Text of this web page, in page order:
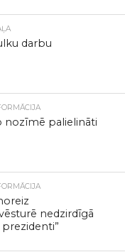
darbu
nozīmē palielināti
nedzirdīgā